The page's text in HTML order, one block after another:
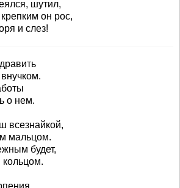
шутил,
он рос,
и слез!
о нем.
всезнайкой,
мальцом.
будет,